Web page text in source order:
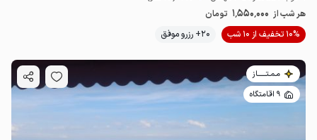
هر شب از 1٬550٬000 تومان
10% تخفیف از 10 شب
20+ رزرو موفق
مـمـتــــــاز
9 اقامتگاه